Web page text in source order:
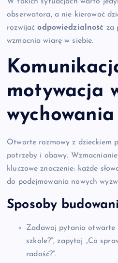
obserwatora, a nie kierować
rozwijaćodpowiedzialność za
wzmacnia wiarę w siebie.
motywacja
wychowania
Otwarte rozmowy z dzieckiem
potrzeby i obawy.
kluczowe znaczenie: każde
do podejmowania nowych
Sposoby
Zadawaj pytania otwarte
szkole?”, zapytaj „Co
radość?”.